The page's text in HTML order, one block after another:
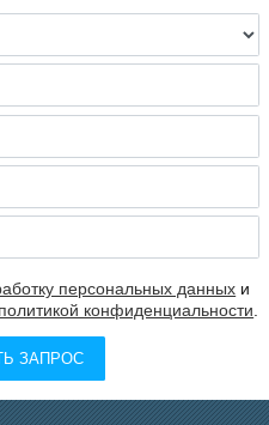
персональных данных и
политикой конфиденциальности.
ЗАПРОС